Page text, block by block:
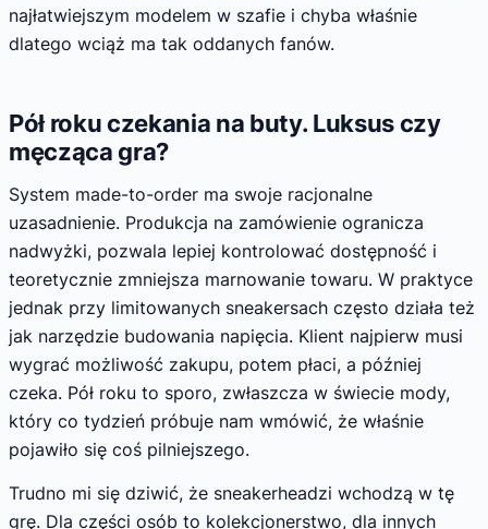
najłatwiejszym modelem w szafie i chyba właśnie
dlatego wciąż ma tak oddanych fanów.
Pół roku czekania na buty. Luksus czy
męcząca gra?
System made-to-order ma swoje racjonalne
uzasadnienie. Produkcja na zamówienie ogranicza
nadwyżki, pozwala lepiej kontrolować dostępność i
teoretycznie zmniejsza marnowanie towaru. W praktyce
jednak przy limitowanych sneakersach często działa też
jak narzędzie budowania napięcia. Klient najpierw musi
wygrać możliwość zakupu, potem płaci, a później
czeka. Pół roku to sporo, zwłaszcza w świecie mody,
który co tydzień próbuje nam wmówić, że właśnie
pojawiło się coś pilniejszego.
Trudno mi się dziwić, że sneakerheadzi wchodzą w tę
grę. Dla części osób to kolekcjonerstwo, dla innych